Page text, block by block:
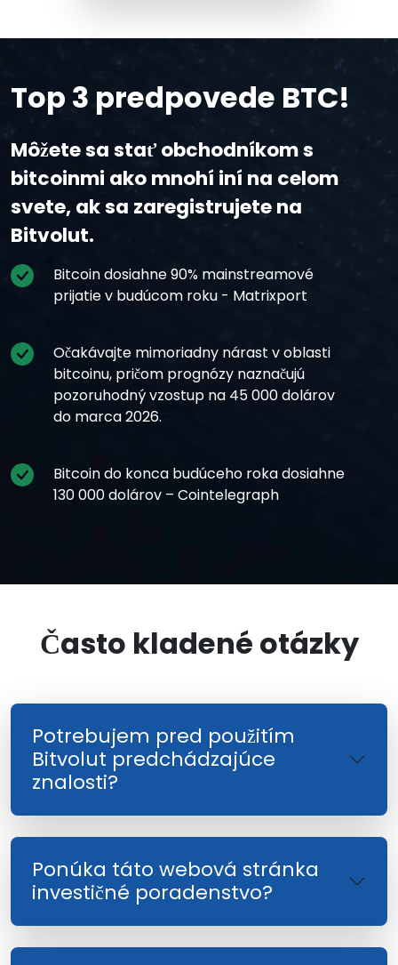
Top 3 predpovede BTC!
Môžete sa stať obchodníkom s
bitcoinmi ako mnohí iní na celom
svete, ak sa zaregistrujete na
Bitvolut.
Bitcoin dosiahne 90% mainstreamové
prijatie v budúcom roku - Matrixport
Očakávajte mimoriadny nárast v oblasti
bitcoinu, pričom prognózy naznačujú
pozoruhodný vzostup na 45 000 dolárov
do marca 2026.
Bitcoin do konca budúceho roka dosiahne
130 000 dolárov – Cointelegraph
Často kladené otázky
Potrebujem pred použitím
Bitvolut predchádzajúce
znalosti?
Ponúka táto webová stránka
investičné poradenstvo?